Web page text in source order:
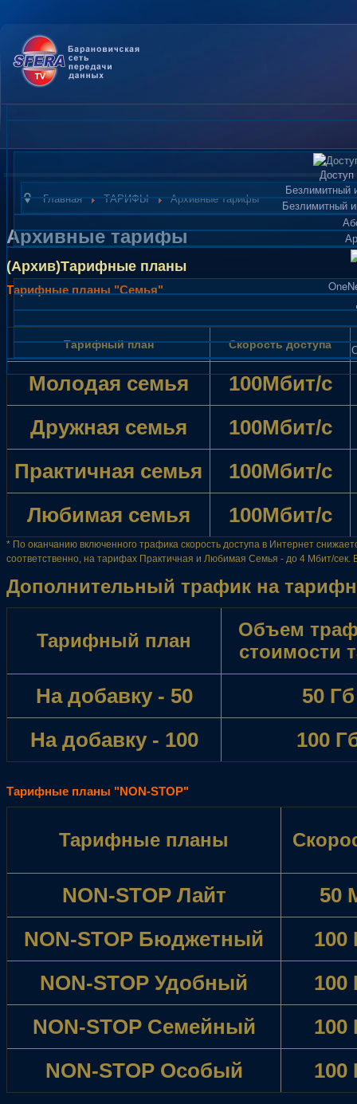
Безлимитный
Безлимитный
Главная ТАРИФЫ Архивные тарифы
Архивные тарифы
(Архив)Тарифные планы
Тарифные планы "Семья"
Тарифный план Скорость доступа
Молодая семья
100Мбит/с
Дружная семья
100Мбит/с
Практичная семья
100Мбит/с
Любимая семья
100Мбит/с
* По оканчанию включенного трафика скорость доступа в Интернет
соответственно, на тарифах Практичная и Любимая Семья - до 4 Мбит/
Дополнительный трафик на
Тарифный план
Объем
стоимости
На добавку - 50
50 Гб
На добавку - 100
100
Тарифные планы "NON-STOP"
Тарифные планы
NON-STOP Лайт
50
NON-STOP Бюджетный
100
NON-STOP Удобный
100
NON-STOP Семейный
100
NON-STOP Особый
100